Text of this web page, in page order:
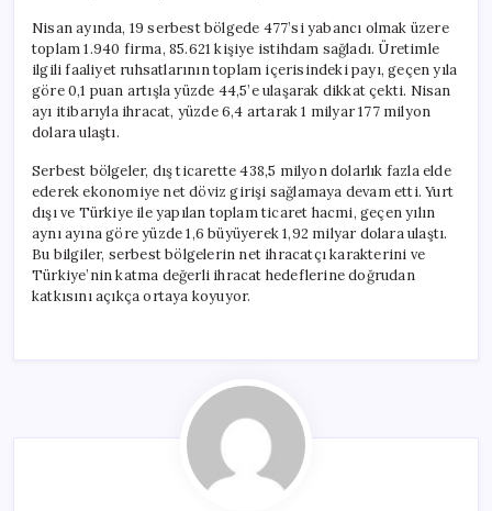
Nisan ayında, 19 serbest bölgede 477’si yabancı olmak üzere
toplam 1.940 firma, 85.621 kişiye istihdam sağladı. Üretimle
ilgili faaliyet ruhsatlarının toplam içerisindeki payı, geçen yıla
göre 0,1 puan artışla yüzde 44,5’e ulaşarak dikkat çekti. Nisan
ayı itibarıyla ihracat, yüzde 6,4 artarak 1 milyar 177 milyon
dolara ulaştı.
Serbest bölgeler, dış ticarette 438,5 milyon dolarlık fazla elde
ederek ekonomiye net döviz girişi sağlamaya devam etti. Yurt
dışı ve Türkiye ile yapılan toplam ticaret hacmi, geçen yılın
aynı ayına göre yüzde 1,6 büyüyerek 1,92 milyar dolara ulaştı.
Bu bilgiler, serbest bölgelerin net ihracatçı karakterini ve
Türkiye’nin katma değerli ihracat hedeflerine doğrudan
katkısını açıkça ortaya koyuyor.